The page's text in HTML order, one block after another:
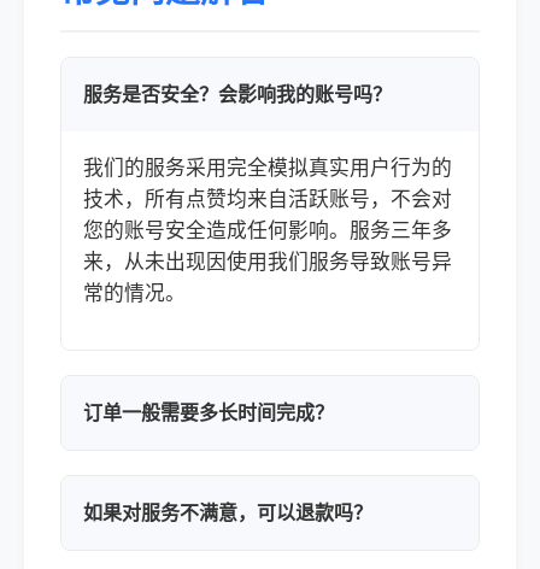
服务是否安全？会影响我的账号吗？
我们的服务采用完全模拟真实用户行为的
技术，所有点赞均来自活跃账号，不会对
您的账号安全造成任何影响。服务三年多
来，从未出现因使用我们服务导致账号异
常的情况。
订单一般需要多长时间完成？
如果对服务不满意，可以退款吗？